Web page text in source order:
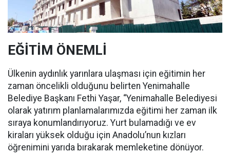
EĞİTİM ÖNEMLİ
Ülkenin aydınlık yarınlara ulaşması için eğitimin her
zaman öncelikli olduğunu belirten Yenimahalle
Belediye Başkanı Fethi Yaşar, “Yenimahalle Belediyesi
olarak yatırım planlamalarımızda eğitimi her zaman ilk
sıraya konumlandırıyoruz. Yurt bulamadığı ve ev
kiraları yüksek olduğu için Anadolu’nun kızları
öğrenimini yarıda bırakarak memleketine dönüyor.